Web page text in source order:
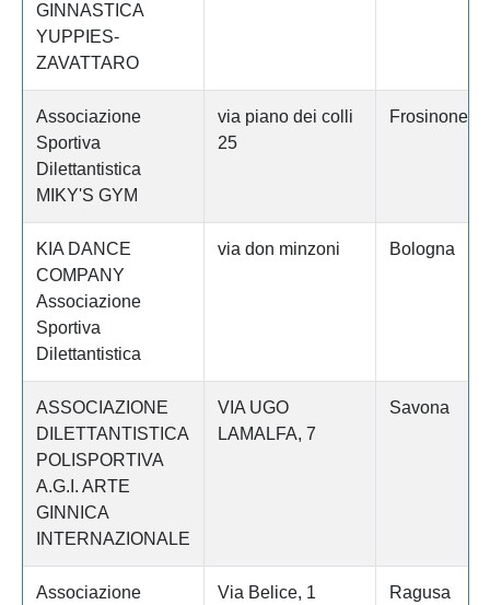
GINNASTICA
YUPPIES-
ZAVATTARO
Associazione
Sportiva
Dilettantistica
MIKY'S GYM
via piano dei colli
25
Frosinone
KIA DANCE
COMPANY
Associazione
Sportiva
Dilettantistica
via don minzoni Bologna
ASSOCIAZIONE
DILETTANTISTICA
POLISPORTIVA
A.G.I. ARTE
GINNICA
INTERNAZIONALE
VIA UGO
LAMALFA, 7
Savona
Associazione
Via Belice, 1 Ragusa